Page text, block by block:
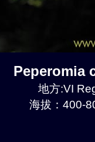
Peperomia
地方:VI
海拔：400-